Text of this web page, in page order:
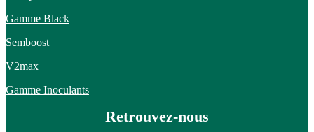
Gamme Black
Semboost
V2max
Gamme Inoculants
Retrouvez-nous